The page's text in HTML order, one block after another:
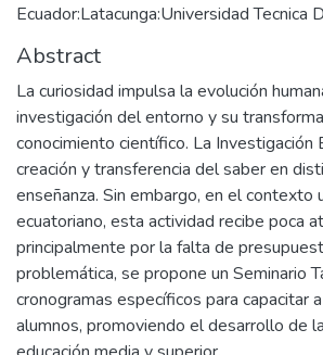
Ecuador:Latacunga:Universidad Tecnica
Abstract
La curiosidad impulsa la evolución
investigación del entorno y su
conocimiento científico. La Investigación
creación y transferencia del saber en
enseñanza. Sin embargo, en el contexto
ecuatoriano, esta actividad recibe poca
principalmente por la falta de
problemática, se propone un Seminario
cronogramas específicos para capacitar
alumnos, promoviendo el desarrollo de